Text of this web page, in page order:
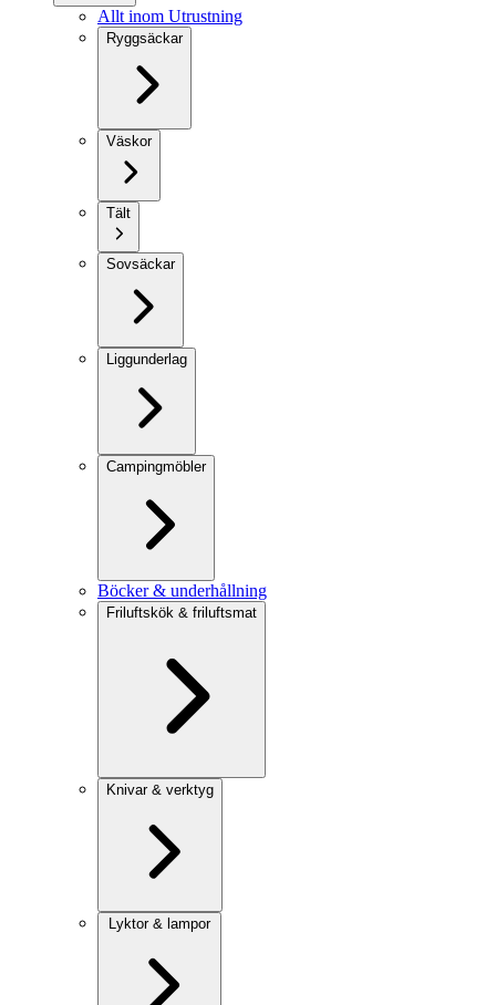
Allt inom Utrustning
Ryggsäckar
Väskor
Tält
Sovsäckar
Liggunderlag
Campingmöbler
Böcker & underhållning
Friluftskök & friluftsmat
Knivar & verktyg
Lyktor & lampor